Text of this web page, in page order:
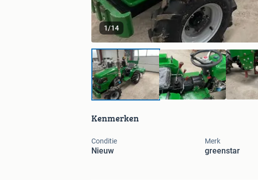
1/14
Kenmerken
Conditie
Nieuw
Merk
greenstar